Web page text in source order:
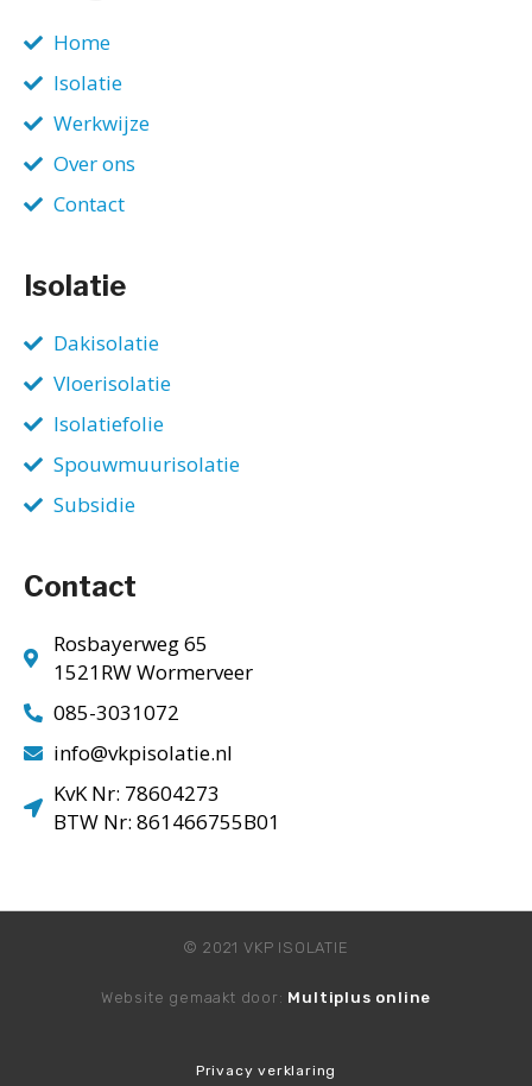
Home
Isolatie
Werkwijze
Over ons
Contact
Isolatie
Dakisolatie
Vloerisolatie
Isolatiefolie
Spouwmuurisolatie
Subsidie
Contact
Rosbayerweg 65
1521RW Wormerveer
085-3031072
info@vkpisolatie.nl
KvK Nr: 78604273
BTW Nr: 861466755B01
© 2021 VKP ISOLATIE
Website gemaakt door: Multiplus online
Privacy verklaring